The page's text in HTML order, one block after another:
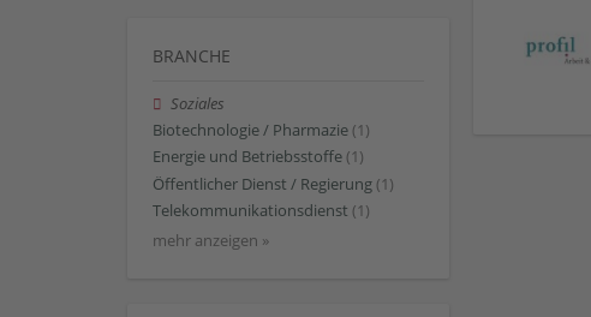
BRANCHE
Soziales
Biotechnologie / Pharmazie (1)
Energie und Betriebsstoffe (1)
Öffentlicher Dienst / Regierung (1)
Telekommunikationsdienst (1)
mehr anzeigen »